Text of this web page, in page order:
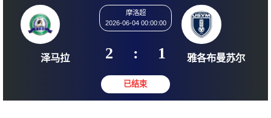
摩洛超
2026-06-04 00:00:00
2 : 1